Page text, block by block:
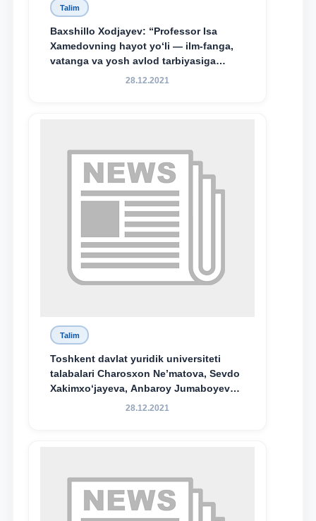
Talim
Baxshillo Xodjayev: “Professor Isa
Xamedovning hayot yo‘li — ilm-fanga,
vatanga va yosh avlod tarbiyasiga
sodiqlikning oliy namunasidir”.
28.12.2021
Talim
Toshkent davlat yuridik universiteti
talabalari Charosxon Ne’matova, Sevdo
Xakimxo‘jayeva, Anbaroy Jumaboyeva
hamda TDYU qoshidagi M.S.Vosiqova
bo‘ldi.
28.12.2021